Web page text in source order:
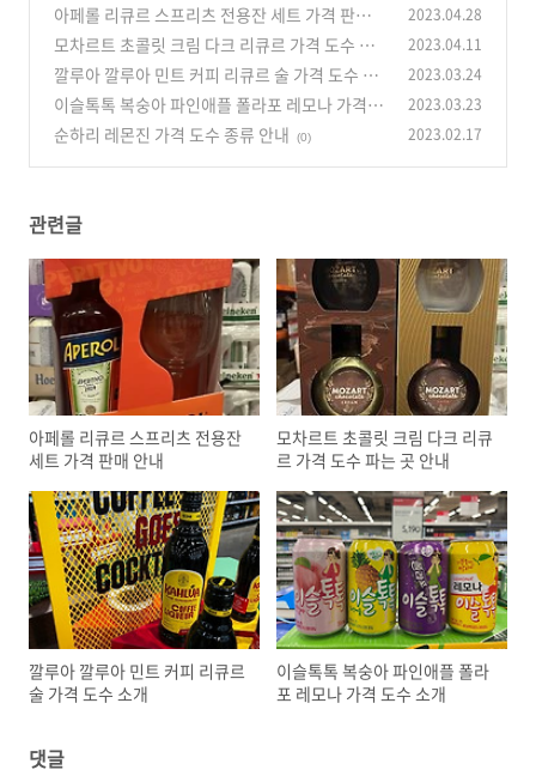
아페롤 리큐르 스프리츠 전용잔 세트 가격 판매
안내 (0)
2023.04.28
모차르트 초콜릿 크림 다크 리큐르 가격 도수 파
는 곳 안내 (0)
2023.04.11
깔루아 깔루아 민트 커피 리큐르 술 가격 도수 소
개
(0)
2023.03.24
이슬톡톡 복숭아 파인애플 폴라포 레모나 가격 도
수 소개
(0)
2023.03.23
순하리 레몬진 가격 도수 종류 안내 (0) 2023.02.17
관련글
아페롤 리큐르 스프리츠 전용잔
세트 가격 판매 안내
모차르트 초콜릿 크림 다크 리큐
르 가격 도수 파는 곳 안내
깔루아 깔루아 민트 커피 리큐르
술 가격 도수 소개
이슬톡톡 복숭아 파인애플 폴라
포 레모나 가격 도수 소개
댓글